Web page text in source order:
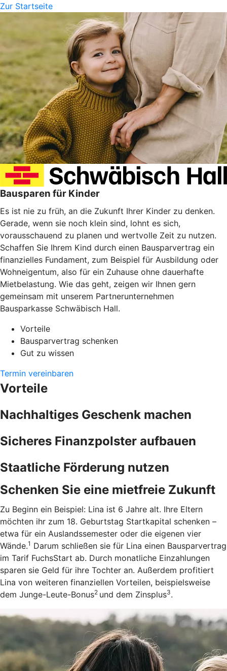
Zur Startseite
Bausparen für Kinder
Es ist nie zu früh, an die Zukunft Ihrer Kinder zu denken.
Gerade, wenn sie noch klein sind, lohnt es sich,
vorausschauend zu planen und wertvolle Zeit zu nutzen.
Schaffen Sie Ihrem Kind durch einen Bausparvertrag ein
finanzielles Fundament, zum Beispiel für Ausbildung oder
Wohneigentum, also für ein Zuhause ohne dauerhafte
Mietbelastung. Wie das geht, zeigen wir Ihnen gern
gemeinsam mit unserem Partnerunternehmen
Bausparkasse Schwäbisch Hall.
Vorteile
Bausparvertrag schenken
Gut zu wissen
Termin vereinbaren
Vorteile
Nachhaltiges Geschenk machen
Sicheres Finanzpolster aufbauen
Staatliche Förderung nutzen
Schenken Sie eine mietfreie Zukunft
Zu Beginn ein Beispiel: Lina ist 6 Jahre alt. Ihre Eltern
möchten ihr zum 18. Geburtstag Startkapital schenken –
etwa für ein Auslandssemester oder die eigenen vier
Wände.1 Darum schließen sie für Lina einen Bausparvertrag
im Tarif FuchsStart ab. Durch monatliche Einzahlungen
sparen sie Geld für ihre Tochter an. Außerdem profitiert
Lina von weiteren finanziellen Vorteilen, beispielsweise
dem Junge-Leute-Bonus2 und dem Zinsplus3.